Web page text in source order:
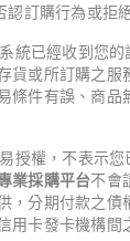
訂購行為或拒
已經收到您
貨或所訂購之服
條件有誤、商品
權，不表示
業採購平台不會
分期付款之
卡發卡機構